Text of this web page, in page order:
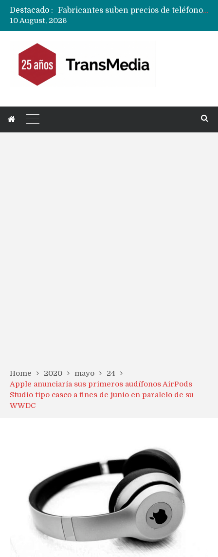
Destacado :
Fabricantes suben precios de teléfonos y ganan más dinero en un mercado donde Xiaomi alerta por no mejorar ventas
10 August, 2026
Home 2020 mayo
24
Apple anunciaría sus primeros audífonos AirPods
Studio tipo casco a fines de junio en paralelo de su
WWDC